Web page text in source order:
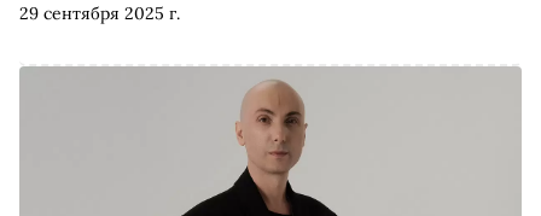
29 сентября 2025 г.
дизайнер Ма Гуай, основательница бренда SUBAI,
ткани и растительное крашение, постоянная участница
Китайской недели моды и недавняя гостья московского
подиума. Мы поговорили с ней о «мягкой силе» стран
БРИКС, базовом минимуме дизайнера и о том, как
создавать одежду из увядших листьев, дыма и осенней